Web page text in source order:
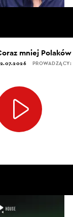
mniej Polaków